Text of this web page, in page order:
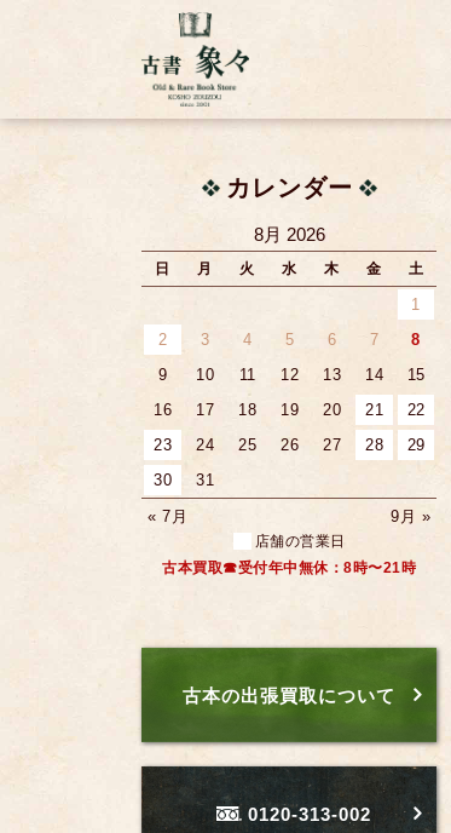
カレンダー
8月 2026
日 月 火 水 木 金 土
1
2
3 4 5 6 7
8
9
10 11 12 13 14
15
16
17 18 19 20 21
22
23
24 25 26 27 28
29
30
31
« 7月
9月 »
店舗の営業日
古本買取☎受付年中無休：8時〜21時
古本の出張買取について
0120-313-002